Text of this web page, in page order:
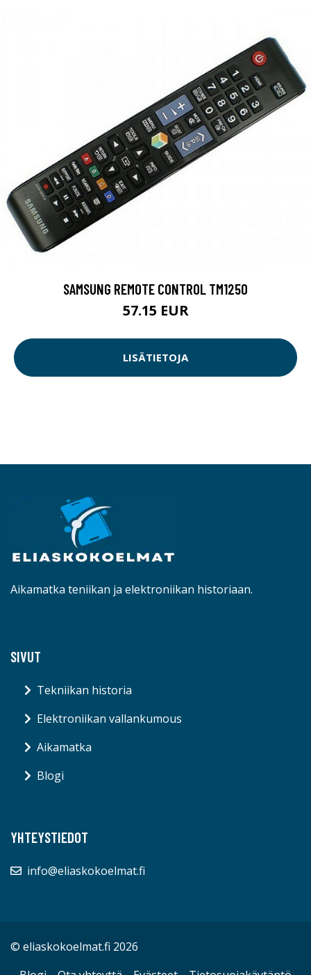
SAMSUNG REMOTE CONTROL TM1250
57.15 EUR
LISÄTIETOJA
Aikamatka teniikan ja elektroniikan historiaan.
SIVUT
Tekniikan historia
Elektroniikan vallankumous
Aikamatka
Blogi
YHTEYSTIEDOT
info@eliaskokoelmat.fi
© eliaskokoelmat.fi 2026